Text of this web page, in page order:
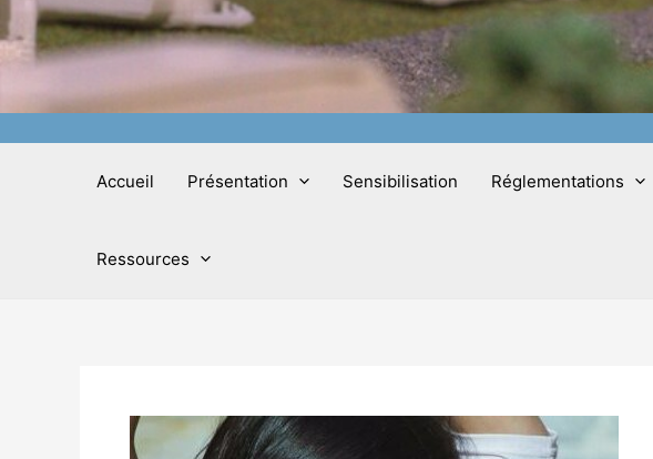
Accueil Présentation Sensibilisation Réglementations
Ressources